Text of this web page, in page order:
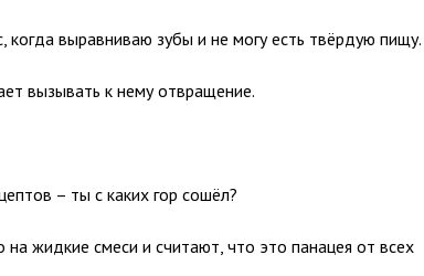
выравниваю зубы и не могу есть твёрдую пищу.
вызывать к нему отвращение.
– ты с каких гор сошёл?
жидкие смеси и считают, что это панацея от всех